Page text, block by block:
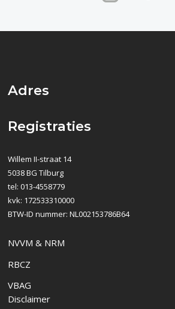
Adres
Registraties
Willem II-straat 14
5038 BG Tilburg
tel: 013-4558779
kvk: 172533310000
BTW-ID nummer: NL002153786B64
NVVM & NRM
RBCZ
VBAG
Disclaimer